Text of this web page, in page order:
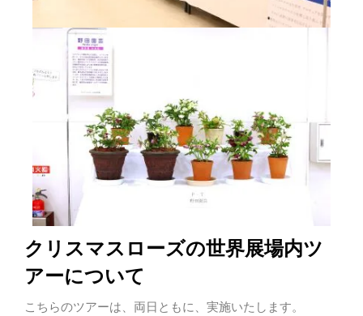
クリスマスローズの世界展場内ツ
アーについて
こちらのツアーは、両日ともに、実施いたします。